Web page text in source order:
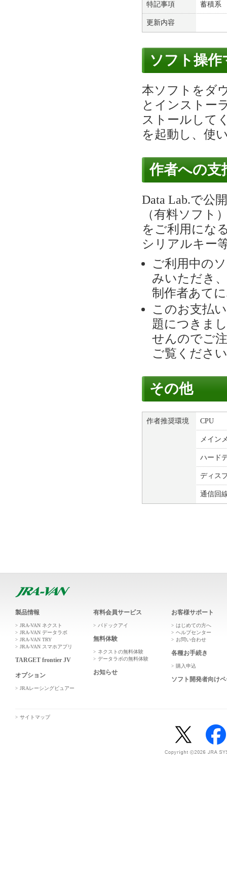
特記事項 蓄積系
更新内容
ソフト操
本ソフトをダ
とインストー
ストールして
を起動し、使
作者への支
Data Lab.で公
（有料ソフト
をご利用にな
シリアルキー
ご利用中の
みいただき
制作者あて
このお支払
題につきま
せんのでご
ご覧くださ
その他
作者推奨環境 CPU
メイン
ハード
ディス
通信回
製品情報
JRA-VAN ネクスト
JRA-VAN データラボ
JRA-VAN TRY
JRA-VAN スマホアプリ
TARGET frontier JV
オプション
JRAレーシングビュアー
有料会員サービス
パドックアイ
無料体験
ネクストの無料体験
データラボの無料体験
お知らせ
お客様サポート
はじめての方へ
ヘルプセンター
お問い合わせ
各種お手続き
購入申込
ソフト開発者向け
サイトマップ